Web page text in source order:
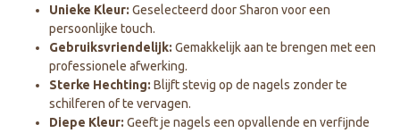
Unieke Kleur: Geselecteerd door Sharon voor een
persoonlijke touch.
Gebruiksvriendelijk: Gemakkelijk aan te brengen met een
professionele afwerking.
Sterke Hechting: Blijft stevig op de nagels zonder te
schilferen of te vervagen.
Diepe Kleur: Geeft je nagels een opvallende en verfijnde